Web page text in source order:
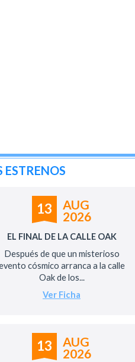
13
AUG
2026
EL FINAL DE LA CALLE OAK
Después de que un misterioso
cósmico arranca a la calle
Oak de los...
Ver Ficha
13
AUG
2026